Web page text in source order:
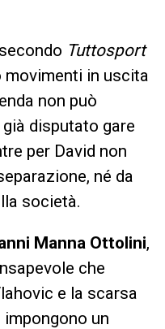
Tuttosport
movimenti in uscita
non può
disputato gare
per David non
né da
società.
Manna Ottolini,
che
e la scarsa
un